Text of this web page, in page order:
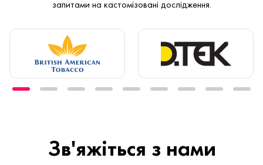
запитами на кастомізовані дослідження.
Зв'яжіться з нами